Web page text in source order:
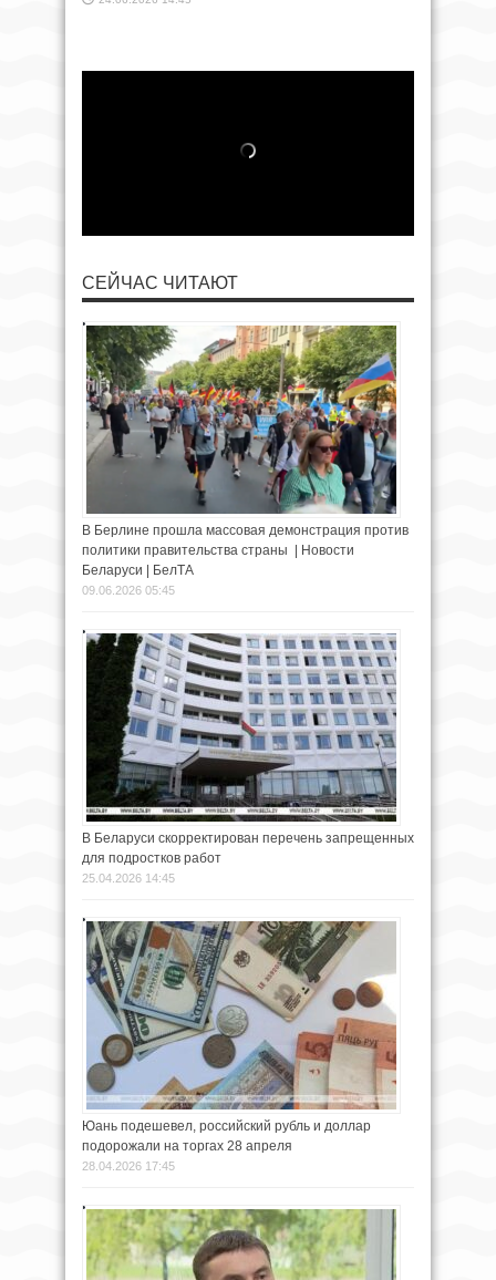
СЕЙЧАС ЧИТАЮТ
В Берлине прошла массовая демонстрация против
политики правительства страны | Новости
Беларуси | БелТА
09.06.2026 05:45
В Беларуси скорректирован перечень запрещенных
для подростков работ
25.04.2026 14:45
Юань подешевел, российский рубль и доллар
подорожали на торгах 28 апреля
28.04.2026 17:45